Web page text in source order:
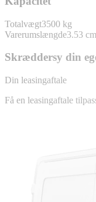
Totalvægt3500 kg
Varerumslængde3.53 cm
Skræddersy din
Din leasingaftale
Få en leasingaftale